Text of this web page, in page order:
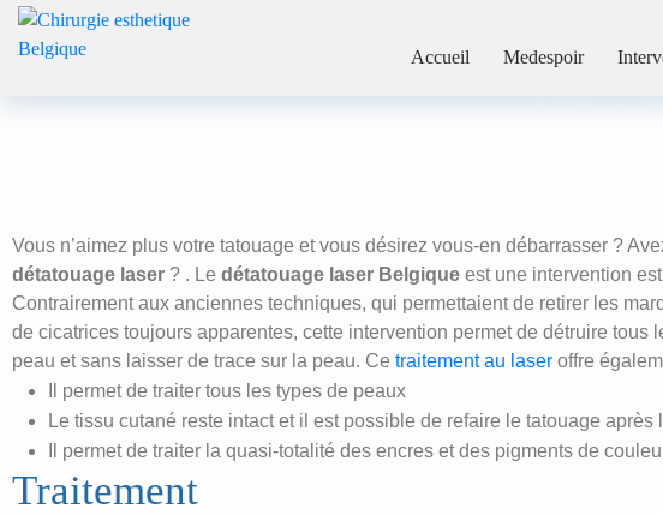
Accueil Medespoir
Vous n’aimez plus votre tatouage et vous désirez vous-en débarrasser ?
détatouage laser ? . Le détatouage laser Belgique est une intervention
Contrairement aux anciennes techniques, qui permettaient de retirer les
de cicatrices toujours apparentes, cette intervention permet de détruire tous
peau et sans laisser de trace sur la peau. Ce traitement au laser offre
Il permet de traiter tous les types de peaux
Le tissu cutané reste intact et il est possible de refaire le tatouage après
Il permet de traiter la quasi-totalité des encres et des pigments de
Traitement